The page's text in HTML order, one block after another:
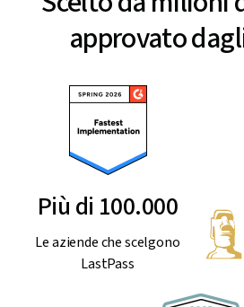
approvato
Più di 100.000
Le aziende che scelgono
LastPass